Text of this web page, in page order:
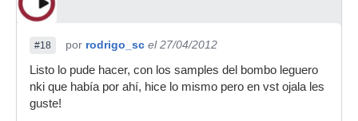
#18 por rodrigo_sc el 27/04/2012
Listo lo pude hacer, con los samples del bombo leguero
nki que había por ahí, hice lo mismo pero en vst ojala les
guste!